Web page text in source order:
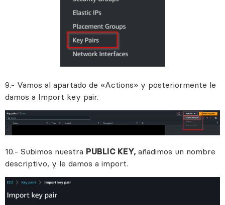
9.- Vamos al apartado de «Actions» y posteriormente le
damos a Import key pair.
10.- Subimos nuestra PUBLIC KEY, añadimos un nombre
descriptivo, y le damos a import.